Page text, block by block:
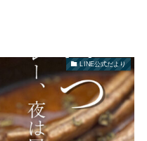
LINE公式だより